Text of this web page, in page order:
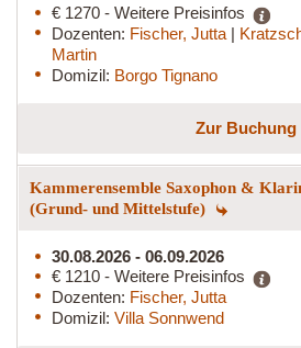
€ 1270 - Weitere Preisinfos
Dozenten: Fischer, Jutta |
Martin
Domizil: Borgo Tignano
Zur Buchung
Kammerensemble Saxophon &
(Grund- und Mittelstufe)
30.08.2026 - 06.09.2026
€ 1210 - Weitere Preisinfos
Dozenten: Fischer, Jutta
Domizil: Villa Sonnwend